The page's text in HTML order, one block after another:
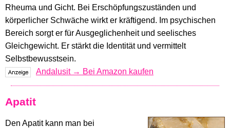
Rheuma und Gicht. Bei Erschöpfungszuständen und
körperlicher Schwäche wirkt er kräftigend. Im psychischen
Bereich sorgt er für Ausgeglichenheit und seelisches
Gleichgewicht. Er stärkt die Identität und vermittelt
Selbstbewusstsein.
Andalusit → Bei Amazon kaufen
Apatit
Den Apatit kann man bei